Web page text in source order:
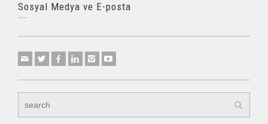
Sosyal Medya ve E-posta